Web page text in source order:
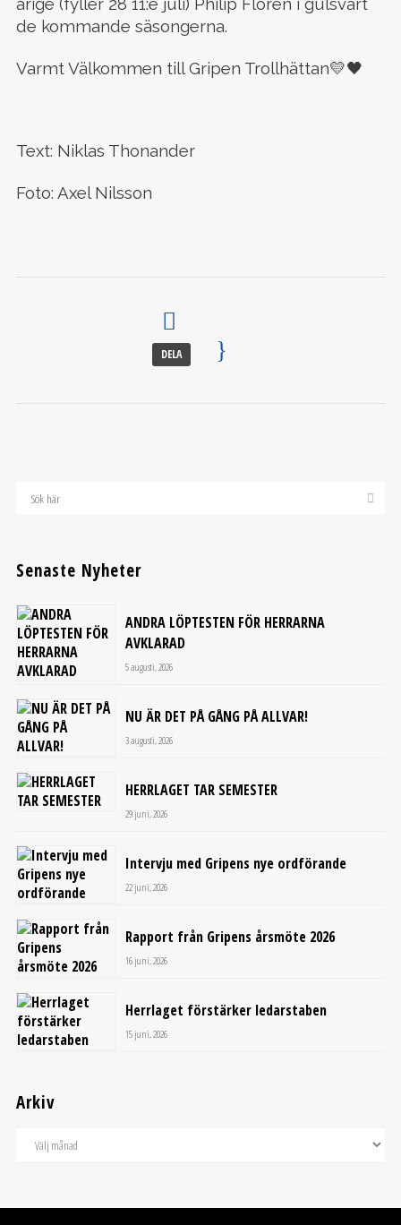
de kommande säsongerna.
Varmt Välkommen till Gripen Trollhättan💛🖤
Text: Niklas Thonander
Foto: Axel Nilsson
DELA
Senaste Nyheter
ANDRA LÖPTESTEN FÖR HERRARNA
AVKLARAD
5 augusti, 2026
NU ÄR DET PÅ GÅNG PÅ ALLVAR!
3 augusti, 2026
HERRLAGET TAR SEMESTER
29 juni, 2026
Intervju med Gripens nye ordförande
22 juni, 2026
Rapport från Gripens årsmöte 2026
16 juni, 2026
Herrlaget förstärker ledarstaben
15 juni, 2026
Arkiv